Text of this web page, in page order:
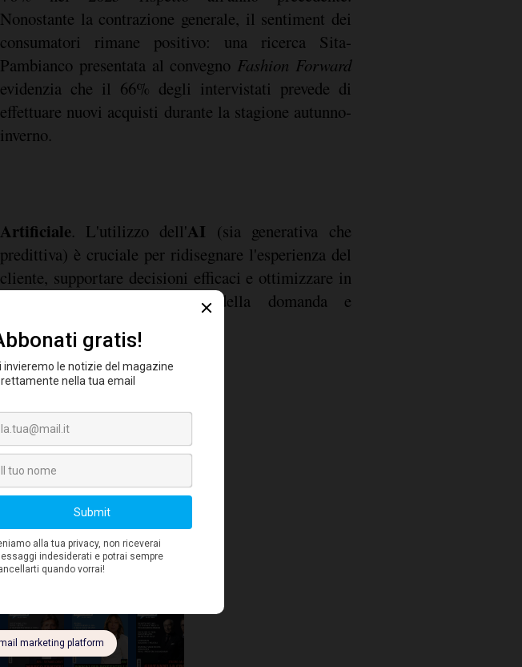
Nonostante la contrazione generale, il sentiment dei
consumatori rimane positivo: una ricerca Sita-
Pambianco presentata al convegno Fashion Forward
evidenzia che il 66% degli intervistati prevede di
effettuare nuovi acquisti durante la stagione autunno-
inverno.
Artificiale. L'utilizzo dell'AI (sia generativa che
predittiva) è cruciale per ridisegnare l'esperienza del
cliente, supportare decisioni efficaci e ottimizzare in
modo preciso la gestione della domanda e